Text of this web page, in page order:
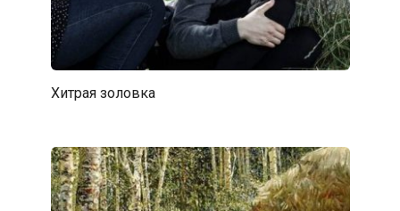
Хитрая золовка